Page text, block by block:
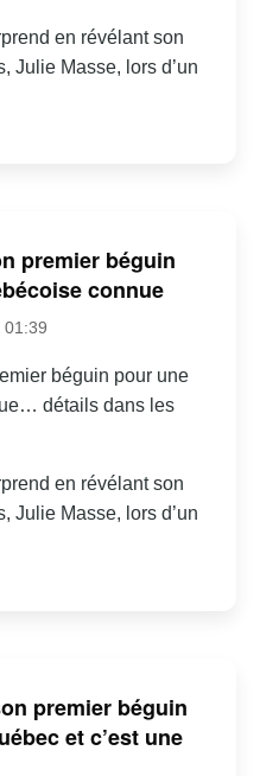
en révélant son
Julie Masse, lors d’un
premier béguin
connue
01:39
béguin pour une
détails dans les
en révélant son
Julie Masse, lors d’un
premier béguin
et c’est une